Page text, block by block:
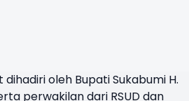
oleh Bupati Sukabumi H.
perwakilan dari RSUD dan